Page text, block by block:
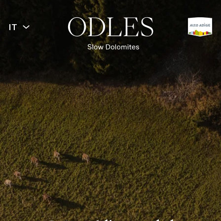
IT
INDIETRO
La Filosofia
Produttori locali
Futuro e responsabilità